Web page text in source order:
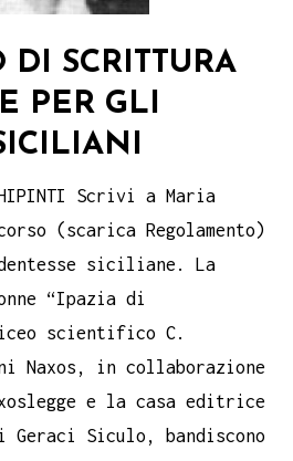
DI SCRITTURA
PER GLI
Scrivi a Maria
(scarica Regolamento)
siciliane. La
“Ipazia di
scientifico C.
Naxos, in collaborazione
e la casa editrice
Geraci Siculo, bandiscono